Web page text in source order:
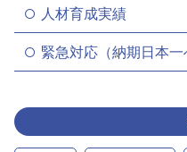
人材育成実績
緊急対応（納期日本一